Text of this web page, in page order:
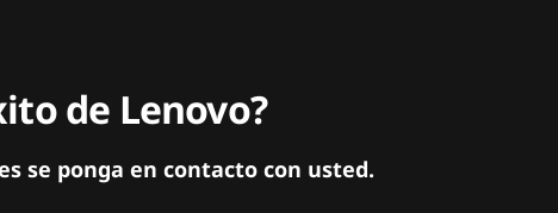
de Lenovo?
se ponga en contacto con usted.